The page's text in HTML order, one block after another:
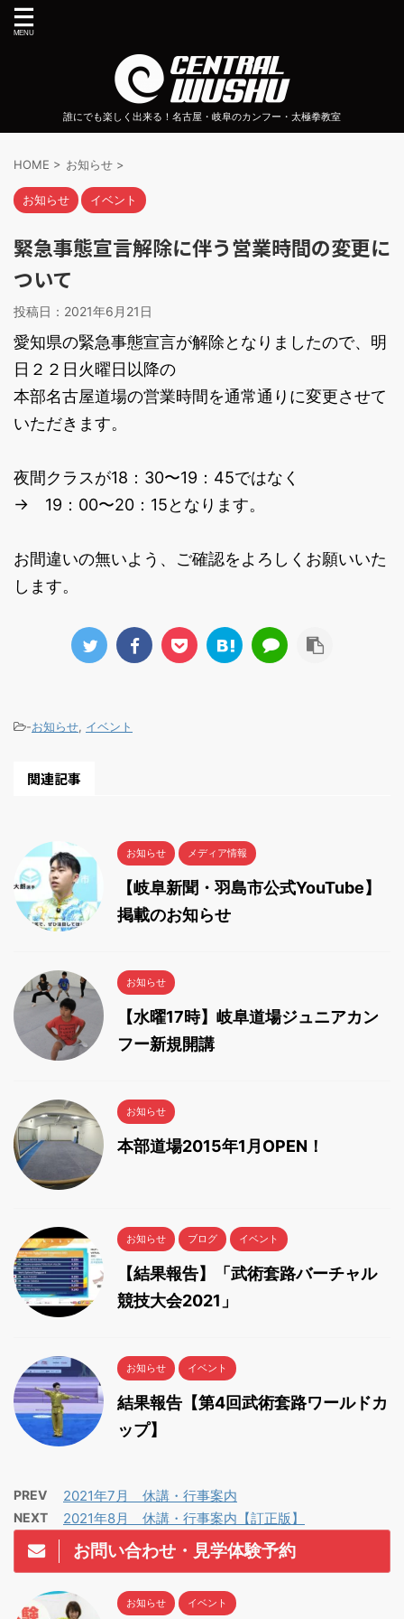
誰にでも楽しく出来る！名古屋・岐阜のカンフー・太極拳教室
HOME > お知らせ >
お知らせ イベント
緊急事態宣言解除に伴う営業時間の変更に
ついて
投稿日： 2021年6月21日
愛知県の緊急事態宣言が解除となりましたので、明
日２２日火曜日以降の
本部名古屋道場の営業時間を通常通りに変更させて
いただきます。
夜間クラスが18：30〜19：45ではなく
→ 19：00〜20：15となります。
お間違いの無いよう、ご確認をよろしくお願いいた
します。
-お知らせ, イベント
関連記事
お知らせ メディア情報
【岐阜新聞・羽島市公式YouTube】
掲載のお知らせ
お知らせ
【水曜17時】岐阜道場ジュニアカン
フー新規開講
お知らせ
本部道場2015年1月OPEN！
お知らせ ブログ イベント
【結果報告】「武術套路バーチャル
競技大会2021」
お知らせ イベント
結果報告【第4回武術套路ワールドカ
ップ】
PREV 2021年7月 休講・行事案内
NEXT 2021年8月 休講・行事案内【訂正版】
お問い合わせ・見学体験予約
お知らせ イベント